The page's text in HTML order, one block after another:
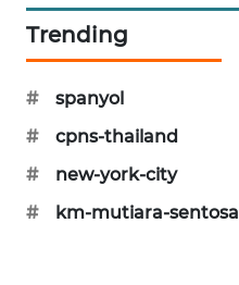
Trending
#
spanyol
#
cpns-thailand
#
new-york-city
#
km-mutiara-sentosa
MAWAKA
MARTABAT
PLN